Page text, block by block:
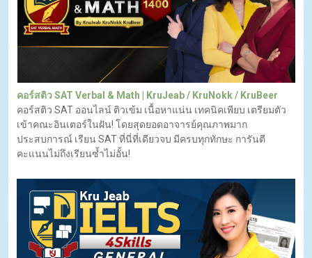
คอร์สติว SAT Verbal & Math | KruJeab / KruNokk / KruBeer
คอร์สติว SAT ออนไลน์ ติวเข้ม เนื้อหาแน่น เทคนิคเพียบ เตรียมตัว
เข้าคณะอินเตอร์ในฝัน! โดยสุดยอดอาจารย์คุณภาพมาก
ประสบการณ์ เรียน SAT ที่นี่ที่เดียวจบ มีครบทุกทักษะ การันตี
คะแนนไม่ถึงเรียนซ้ำไม่อั้น!